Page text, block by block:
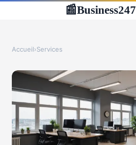
📰Business247
Accueil›Services